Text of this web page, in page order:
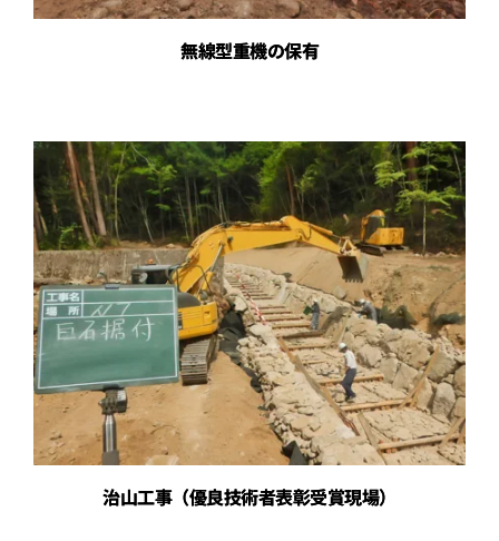
無線型重機の保有
治山工事（優良技術者表彰受賞現場）